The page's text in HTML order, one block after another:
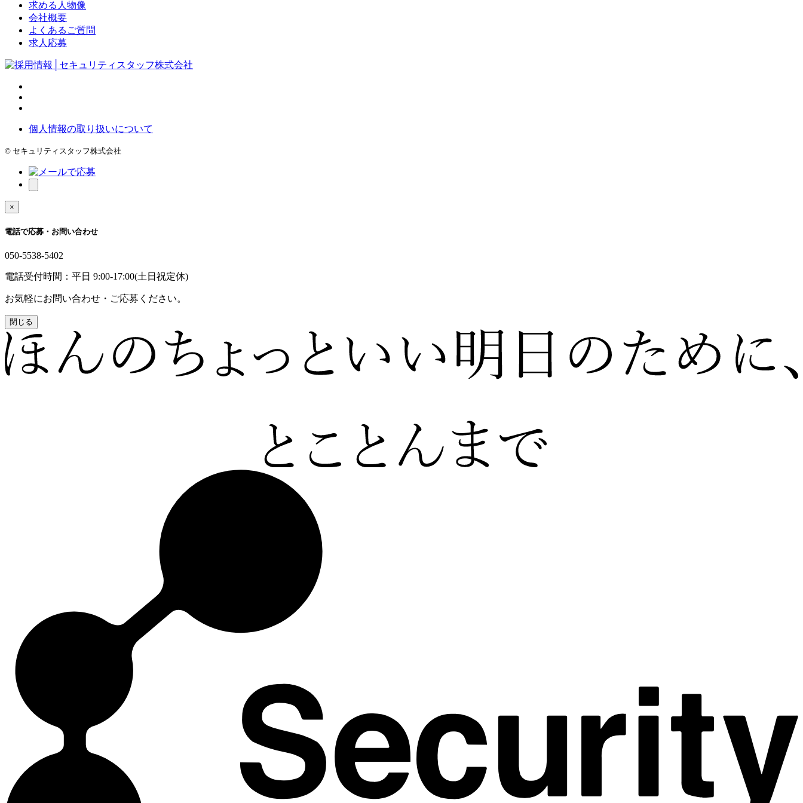
求める人物像
会社概要
よくあるご質問
求人応募
個人情報の取り扱いについて
© セキュリティスタッフ株式会社
×
電話で応募・お問い合わせ
050-5538-5402
電話受付時間：平日 9:00-17:00(土日祝定休)
お気軽にお問い合わせ・ご応募ください。
閉じる